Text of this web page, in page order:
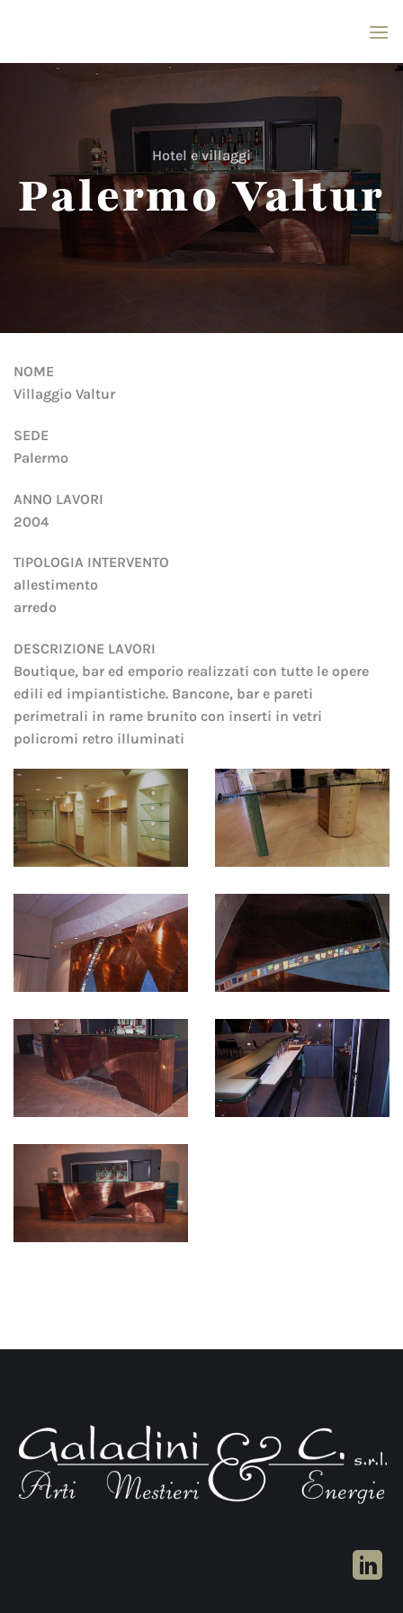
Hotel e villaggi
Palermo Valtur
NOME
Villaggio Valtur
SEDE
Palermo
ANNO LAVORI
2004
TIPOLOGIA INTERVENTO
allestimento
arredo
DESCRIZIONE LAVORI
Boutique, bar ed emporio realizzati con tutte le opere
edili ed impiantistiche. Bancone, bar e pareti
perimetrali in rame brunito con inserti in vetri
policromi retro illuminati